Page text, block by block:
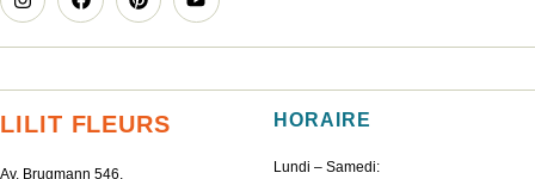
LILIT FLEURS
Av. Brugmann 546,
HORAIRE
Lundi – Samedi: